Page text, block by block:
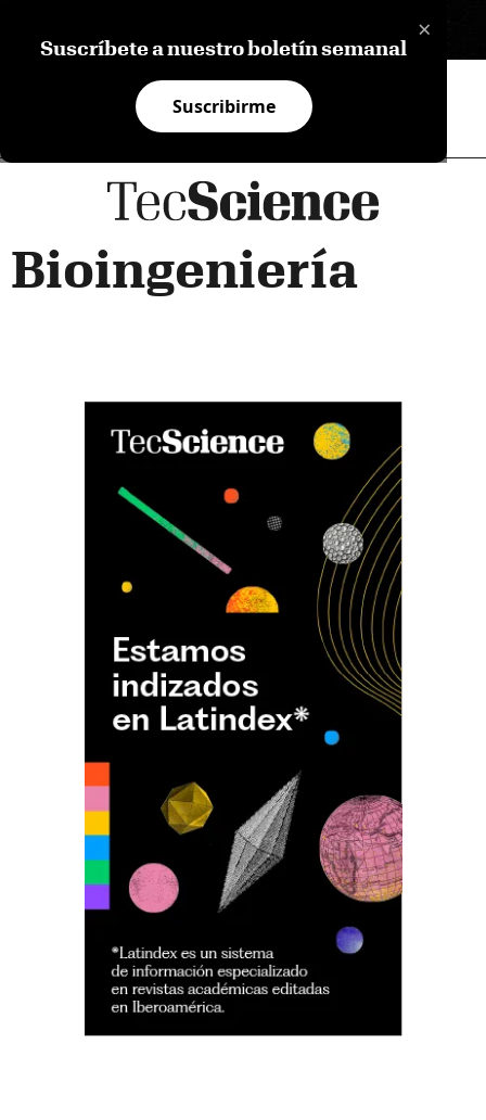
×
Suscríbete a nuestro boletín semanal
Suscribirme
Bioingeniería